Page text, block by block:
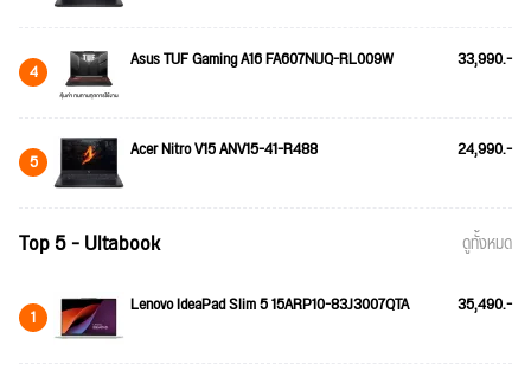
4 Asus TUF Gaming A16 FA607NUQ-RL009W 33,990.-
5 Acer Nitro V15 ANV15-41-R488 24,990.-
Top 5 - Ultabook ดูทั้งหมด
1 Lenovo IdeaPad Slim 5 15ARP10-83J3007QTA 35,490.-